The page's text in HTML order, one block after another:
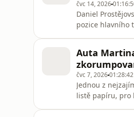
čvc 14, 2026
Daniel
pozice hlavního
argumentační
Auta
čvc 7, 202601:28:42
Jednou z
listě papíru, pro